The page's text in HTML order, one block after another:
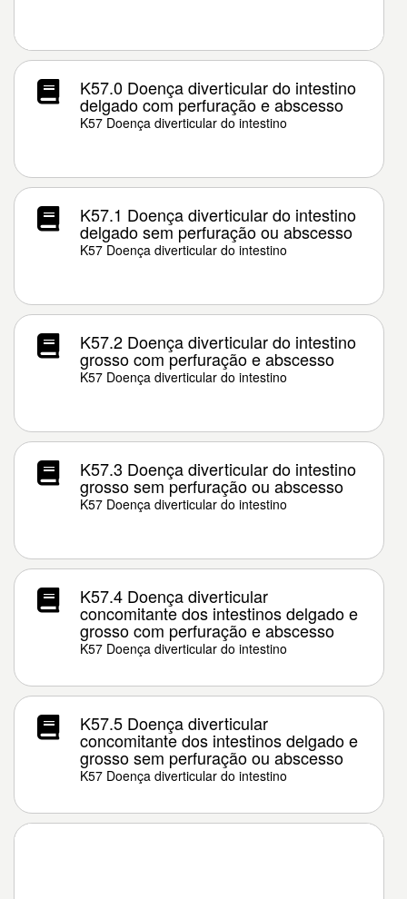
K57.0 Doença diverticular do intestino
delgado com perfuração e abscesso
K57 Doença diverticular do intestino
K57.1 Doença diverticular do intestino
delgado sem perfuração ou abscesso
K57 Doença diverticular do intestino
K57.2 Doença diverticular do intestino
grosso com perfuração e abscesso
K57 Doença diverticular do intestino
K57.3 Doença diverticular do intestino
grosso sem perfuração ou abscesso
K57 Doença diverticular do intestino
K57.4 Doença diverticular
concomitante dos intestinos delgado e
grosso com perfuração e abscesso
K57 Doença diverticular do intestino
K57.5 Doença diverticular
concomitante dos intestinos delgado e
grosso sem perfuração ou abscesso
K57 Doença diverticular do intestino